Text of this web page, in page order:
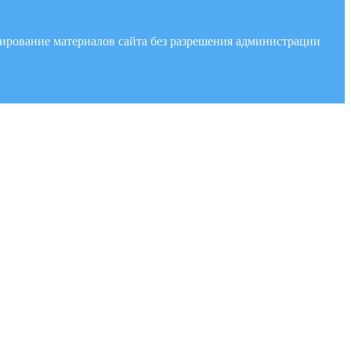
материалов сайта без разрешения администрации